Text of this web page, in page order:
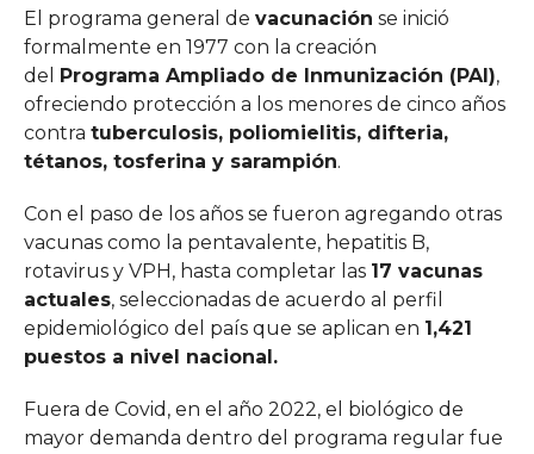
El programa general de vacunación se inició
formalmente en 1977 con la creación
del Programa Ampliado de Inmunización (PAI),
ofreciendo protección a los menores de cinco años
contra tuberculosis, poliomielitis, difteria,
tétanos, tosferina y sarampión.
Con el paso de los años se fueron agregando otras
vacunas como la pentavalente, hepatitis B,
rotavirus y VPH, hasta completar las 17 vacunas
actuales, seleccionadas de acuerdo al perfil
epidemiológico del país que se aplican en 1,421
puestos a nivel nacional.
Fuera de Covid, en el año 2022, el biológico de
mayor demanda dentro del programa regular fue